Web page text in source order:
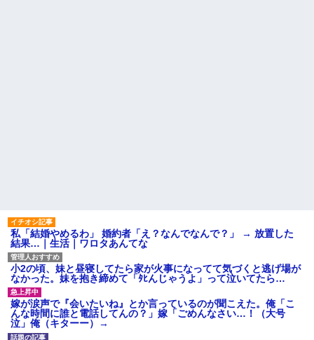
私「初めて飲む味だけどなん
のお茶？」彼「ちっ！」私「」
【GIF】JSのカンチョーワロ
タ
後続車にクラクションを鳴ら
され彼氏が逆切れ。「何クラク
ション鳴らしてんだ！降りてこ
いよ！」と怒鳴りだし...
【衝撃】報酬100万円超の治験
募集がこちらｗｗｗｗｗ(※画像
あり)
私「結婚やめるわ」 婚約者「え？なんでなんで？」 → 放置した
結果…｜生活｜ワロタあんてな
小2の頃、妹と昼寝してたら家が火事になってて気づくと逃げ場が
なかった。妹を抱き締めて「ﾀﾋんじゃうよ」って泣いてたら…
嫁が涙声で『会いたいね』とか言っているのが聞こえた。俺「こ
んな時間に誰と電話してんの？」嫁「ごめんなさい…！（大号
泣」俺（キターー）→